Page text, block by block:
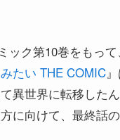
ック第10巻をもっ
たい THE COMIC
異世界に転移した
に向けて、最終話